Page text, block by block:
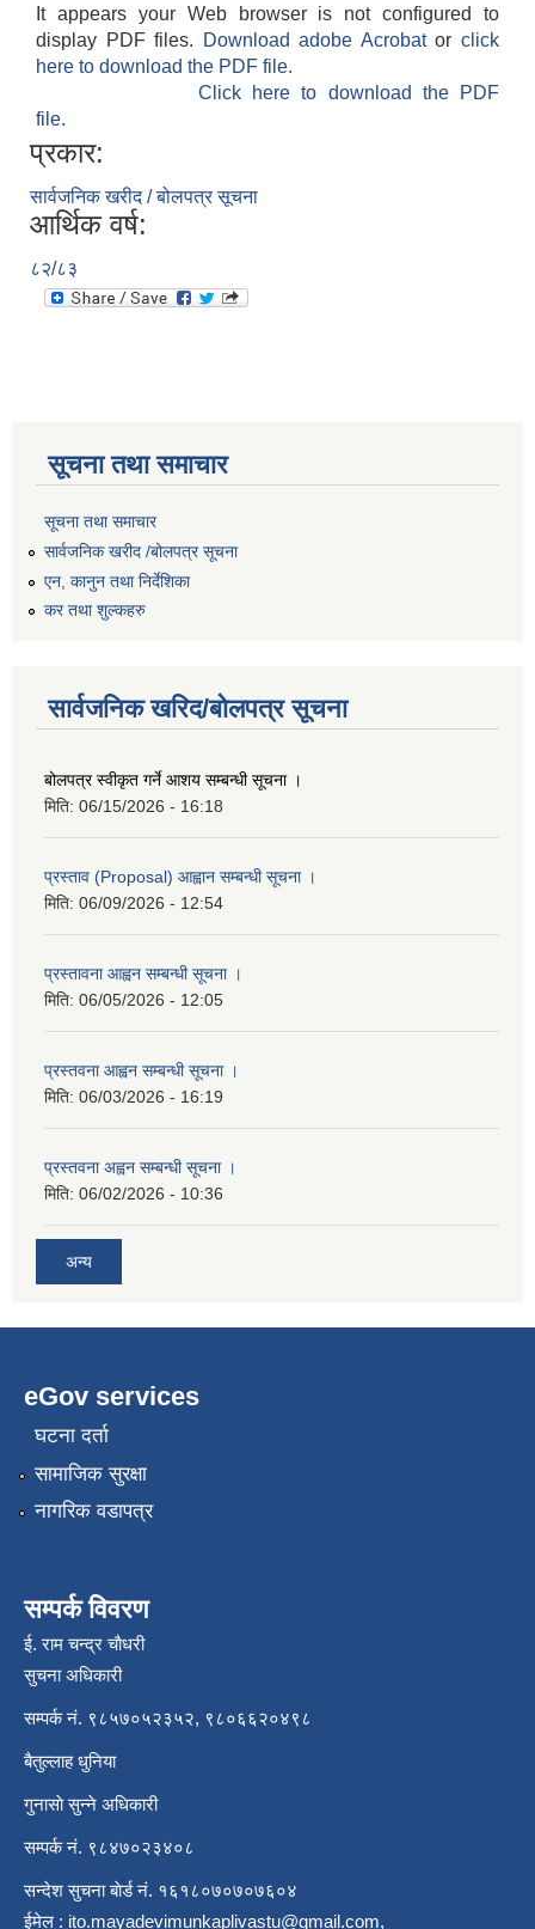
It appears your Web browser is not configured to
display PDF files.
Download adobe Acrobatorclick
here to download the PDF file.
Click here to download the PDF
file.
प्रकार:
सार्वजनिक खरीद / बोलपत्र सूचना
आर्थिक वर्ष:
८२/८३
सूचना तथा समाचार
सूचना तथा समाचार
सार्वजनिक खरीद /बोलपत्र सूचना
एन, कानुन तथा निर्देशिका
कर तथा शुल्कहरु
सार्वजनिक खरिद/बोलपत्र सूचना
बोलपत्र स्वीकृत गर्ने आशय सम्बन्धी सूचना ।
मिति: 06/15/2026 - 16:18
प्रस्ताव (Proposal) आह्वान सम्बन्धी सूचना ।
मिति: 06/09/2026 - 12:54
प्रस्तावना आह्वन सम्बन्धी सूचना ।
मिति: 06/05/2026 - 12:05
प्रस्तवना आह्वन सम्बन्धी सूचना ।
मिति: 06/03/2026 - 16:19
प्रस्तवना अह्वन सम्बन्धी सूचना ।
मिति: 06/02/2026 - 10:36
अन्य
eGov services
घटना दर्ता
सामाजिक सुरक्षा
नागरिक वडापत्र
सम्पर्क विवरण
ई. राम चन्द्र चाैधरी
सुचना अधिकारी
सम्पर्क नं. ९८५७०५२३५२, ९८०६६२०४९८
बैतुल्लाह धुनिया
गुनासाे सुन्ने अधिकारी
सम्पर्क नं. ९८४७०२३४०८
सन्देश सुचना बाेर्ड नं. १६१८०७०७०७६०४
ईमेल : ito.mayadevimunkaplivastu@gmail.com,